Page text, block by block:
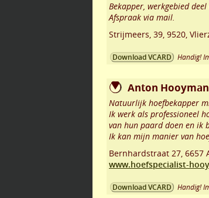
Bekapper, werkgebied
Afspraak via mail.
Strijmeers, 39, 9520,
Download VCARD Handig!
Anton
Natuurlijk hoefbekapper
Ik werk als professioneel
van hun paard doen en ik
Ik kan mijn manier van
Bernhardstraat 27, 6657
www.hoefspecialist-
Download VCARD Handig!